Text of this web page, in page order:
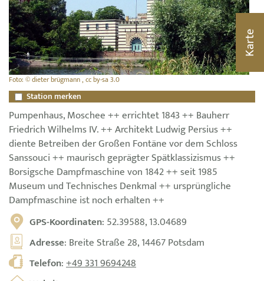
Foto: © dieter brügmann , cc by-sa 3.0
Station merken
Pumpenhaus, Moschee ++ errichtet 1843 ++ Bauherr
Friedrich Wilhelms IV. ++ Architekt Ludwig Persius ++
diente Betreiben der Großen Fontäne vor dem Schloss
Sanssouci ++ maurisch geprägter Spätklassizismus ++
Borsigsche Dampfmaschine von 1842 ++ seit 1985
Museum und Technisches Denkmal ++ ursprüngliche
Dampfmaschine ist noch erhalten ++
GPS-Koordinaten: 52.39588, 13.04689
Adresse: Breite Straße 28, 14467 Potsdam
Telefon:+49 331 9694248
Karte